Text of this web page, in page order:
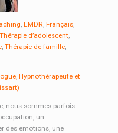
Hypnothérapeute et
, EMDR, Français,
Thérapie d’adolescent,
, Thérapie de famille,
nous sommes parfois
un
des émotions, une